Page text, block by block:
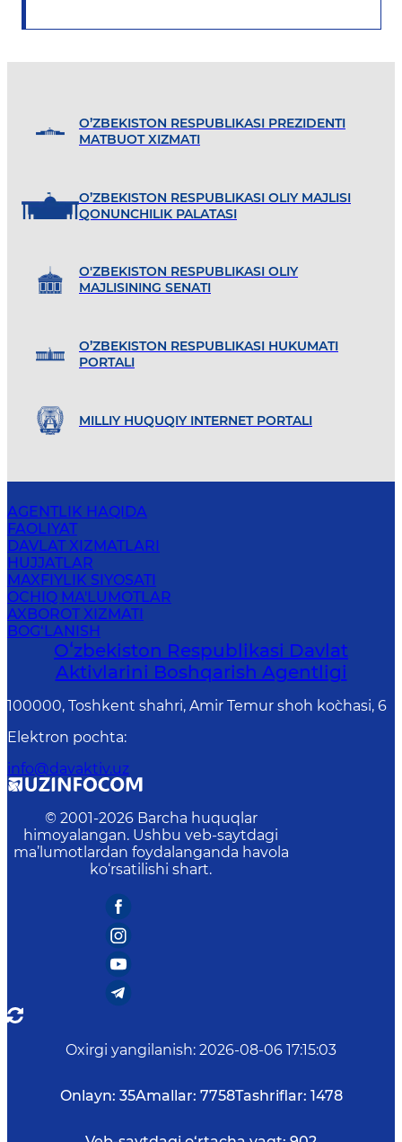
O’ZBEKISTON RESPUBLIKASI PREZIDENTI
MATBUOT XIZMATI
O’ZBEKISTON RESPUBLIKASI OLIY MAJLISI
QONUNCHILIK PALATASI
O'ZBEKISTON RESPUBLIKASI OLIY
MAJLISINING SENATI
O’ZBEKISTON RESPUBLIKASI HUKUMATI
PORTALI
MILLIY HUQUQIY INTERNET PORTALI
AGENTLIK HAQIDA
FAOLIYAT
DAVLAT XIZMATLARI
HUJJATLAR
MAXFIYLIK SIYOSATI
OCHIQ MA'LUMOTLAR
AXBOROT XIZMATI
BOG‘LANISH
Oʻzbekiston Respublikasi Davlat
Aktivlarini Boshqarish Agentligi
100000, Toshkent shahri, Amir Temur shoh ko`chasi, 6
Elektron pochta:
info@davaktiv.uz
© 2001-2026 Barcha huquqlar
himoyalangan. Ushbu veb-saytdagi
ma’lumotlardan foydalanganda havola
ko‘rsatilishi shart.
Oxirgi yangilanish: 2026-08-06 17:15:03
Onlayn: 35Amallar: 7758Tashriflar: 1478